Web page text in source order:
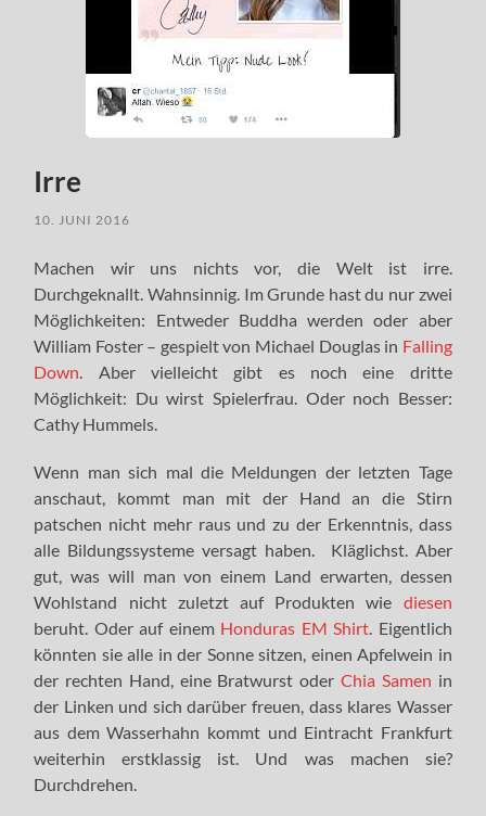
Irre
10. JUNI 2016
Machen wir uns nichts vor, die Welt ist irre.
Durchgeknallt. Wahnsinnig. Im Grunde hast du nur zwei
Möglichkeiten: Entweder Buddha werden oder aber
William Foster – gespielt von Michael Douglas in Falling
Down . Aber vielleicht gibt es noch eine dritte
Möglichkeit: Du wirst Spielerfrau. Oder noch Besser:
Cathy Hummels.
Wenn man sich mal die Meldungen der letzten Tage
anschaut, kommt man mit der Hand an die Stirn
patschen nicht mehr raus und zu der Erkenntnis, dass
alle Bildungssysteme versagt haben. Kläglichst. Aber
gut, was will man von einem Land erwarten, dessen
Wohlstand nicht zuletzt auf Produkten wie diesen
beruht. Oder auf einem Honduras EM Shirt . Eigentlich
könnten sie alle in der Sonne sitzen, einen Apfelwein in
der rechten Hand, eine Bratwurst oder Chia Samen in
der Linken und sich darüber freuen, dass klares Wasser
aus dem Wasserhahn kommt und Eintracht Frankfurt
weiterhin erstklassig ist. Und was machen sie?
Durchdrehen.